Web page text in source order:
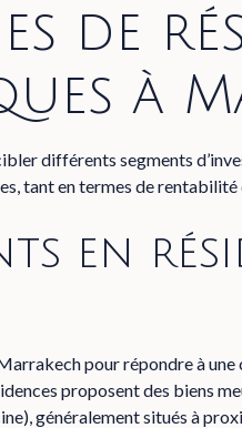
de
à
différents segments
tant en termes de rentabilité
en
pour répondre à une
proposent des biens
généralement situés à